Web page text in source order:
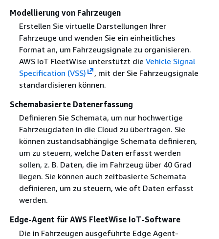
Modellierung von Fahrzeugen
Erstellen Sie virtuelle Darstellungen Ihrer
Fahrzeuge und wenden Sie ein einheitliches
Format an, um Fahrzeugsignale zu organisieren.
AWS IoT FleetWise unterstützt die Vehicle Signal
Specification (VSS)
, mit der Sie Fahrzeugsignale
standardisieren können.
Schemabasierte Datenerfassung
Definieren Sie Schemata, um nur hochwertige
Fahrzeugdaten in die Cloud zu übertragen. Sie
können zustandsabhängige Schemata definieren,
um zu steuern, welche Daten erfasst werden
sollen, z. B. Daten, die im Fahrzeug über 40 Grad
liegen. Sie können auch zeitbasierte Schemata
definieren, um zu steuern, wie oft Daten erfasst
werden.
Edge-Agent für AWS FleetWise IoT-Software
Die in Fahrzeugen ausgeführte Edge Agent-